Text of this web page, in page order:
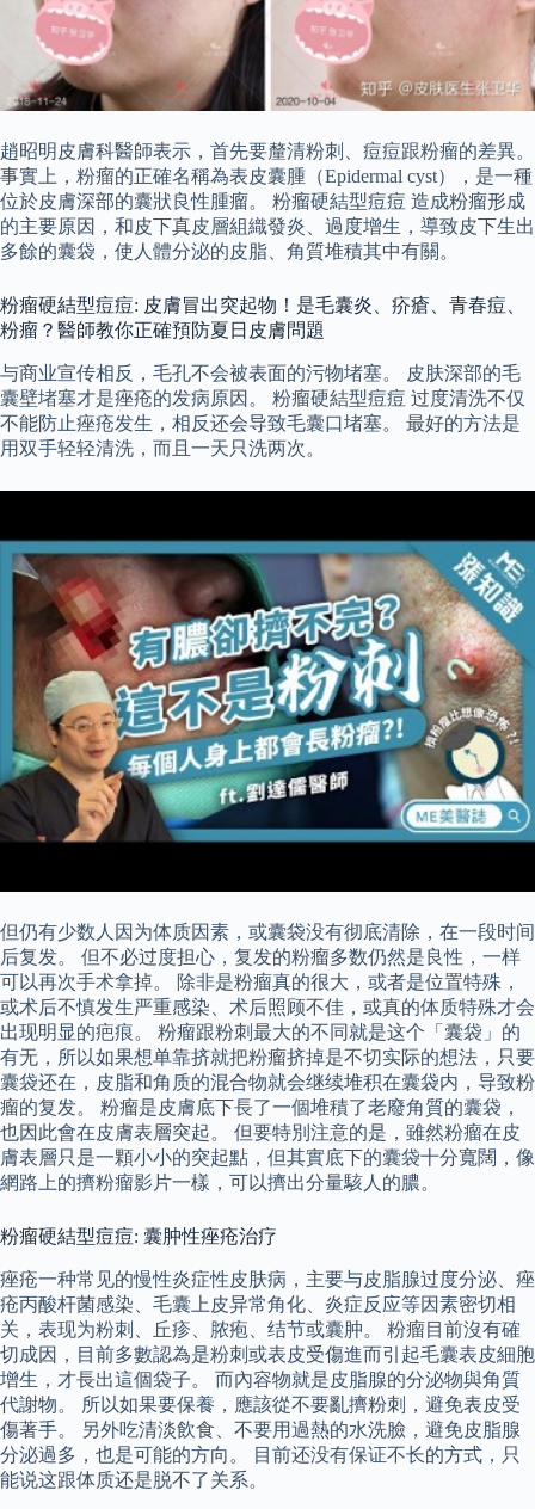
趙昭明皮膚科醫師表示，首先要釐清粉刺、痘痘跟粉瘤的差異。
事實上，粉瘤的正確名稱為表皮囊腫（Epidermal cyst），是一種
位於皮膚深部的囊狀良性腫瘤。 粉瘤硬結型痘痘 造成粉瘤形成
的主要原因，和皮下真皮層組織發炎、過度增生，導致皮下生出
多餘的囊袋，使人體分泌的皮脂、角質堆積其中有關。
粉瘤硬結型痘痘: 皮膚冒出突起物！是毛囊炎、疥瘡、青春痘、
粉瘤？醫師教你正確預防夏日皮膚問題
与商业宣传相反，毛孔不会被表面的污物堵塞。 皮肤深部的毛
囊壁堵塞才是痤疮的发病原因。 粉瘤硬結型痘痘 过度清洗不仅
不能防止痤疮发生，相反还会导致毛囊口堵塞。 最好的方法是
用双手轻轻清洗，而且一天只洗两次。
但仍有少数人因为体质因素，或囊袋没有彻底清除，在一段时间
后复发。 但不必过度担心，复发的粉瘤多数仍然是良性，一样
可以再次手术拿掉。 除非是粉瘤真的很大，或者是位置特殊，
或术后不慎发生严重感染、术后照顾不佳，或真的体质特殊才会
出现明显的疤痕。 粉瘤跟粉刺最大的不同就是这个「囊袋」的
有无，所以如果想单靠挤就把粉瘤挤掉是不切实际的想法，只要
囊袋还在，皮脂和角质的混合物就会继续堆积在囊袋内，导致粉
瘤的复发。 粉瘤是皮膚底下長了一個堆積了老廢角質的囊袋，
也因此會在皮膚表層突起。 但要特別注意的是，雖然粉瘤在皮
膚表層只是一顆小小的突起點，但其實底下的囊袋十分寬闊，像
網路上的擠粉瘤影片一樣，可以擠出分量駭人的膿。
粉瘤硬結型痘痘: 囊肿性痤疮治疗
痤疮一种常见的慢性炎症性皮肤病，主要与皮脂腺过度分泌、痤
疮丙酸杆菌感染、毛囊上皮异常角化、炎症反应等因素密切相
关，表现为粉刺、丘疹、脓疱、结节或囊肿。 粉瘤目前沒有確
切成因，目前多數認為是粉刺或表皮受傷進而引起毛囊表皮細胞
增生，才長出這個袋子。 而內容物就是皮脂腺的分泌物與角質
代謝物。 所以如果要保養，應該從不要亂擠粉刺，避免表皮受
傷著手。 另外吃清淡飲食、不要用過熱的水洗臉，避免皮脂腺
分泌過多，也是可能的方向。 目前还没有保证不长的方式，只
能说这跟体质还是脱不了关系。